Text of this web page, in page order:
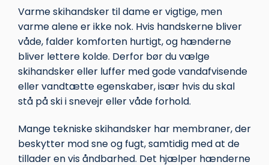
Varme skihandsker til dame er vigtige, men
varme alene er ikke nok. Hvis handskerne bliver
våde, falder komforten hurtigt, og hænderne
bliver lettere kolde. Derfor bør du vælge
skihandsker eller luffer med gode vandafvisende
eller vandtætte egenskaber, især hvis du skal
stå på ski i snevejr eller våde forhold.
Mange tekniske skihandsker har membraner, der
beskytter mod sne og fugt, samtidig med at de
tillader en vis åndbarhed. Det hjælper hænderne